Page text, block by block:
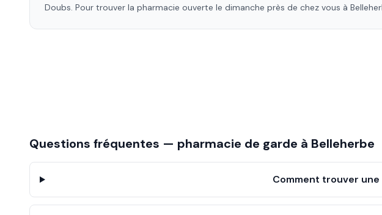
Doubs. Pour trouver la pharmacie ouverte le dimanche près de chez vous à
Questions fréquentes — pharmacie de garde à Belleherbe
Comment trouver